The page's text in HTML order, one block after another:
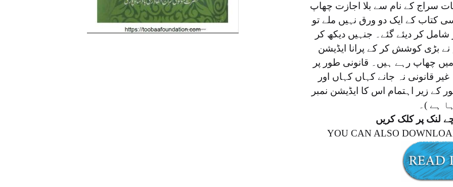
سراج کے نام سے بلا اجازت چھاپ
کتاب کے ایک دو ورق نہیں ملے تو
کر دیئے گئے۔ جنہیں دیکھ کر
بڑی کوشش کر کے پرانا ایڈیشن
میں چھاپ رہے ہیں۔ قانونی طور پر
قانونی نہ جانے کہاں کہاں اور
کے زیر اہتمام اس کا ایڈیشن نمبر
لنک پر کلک کریں
YOU CAN ALSO